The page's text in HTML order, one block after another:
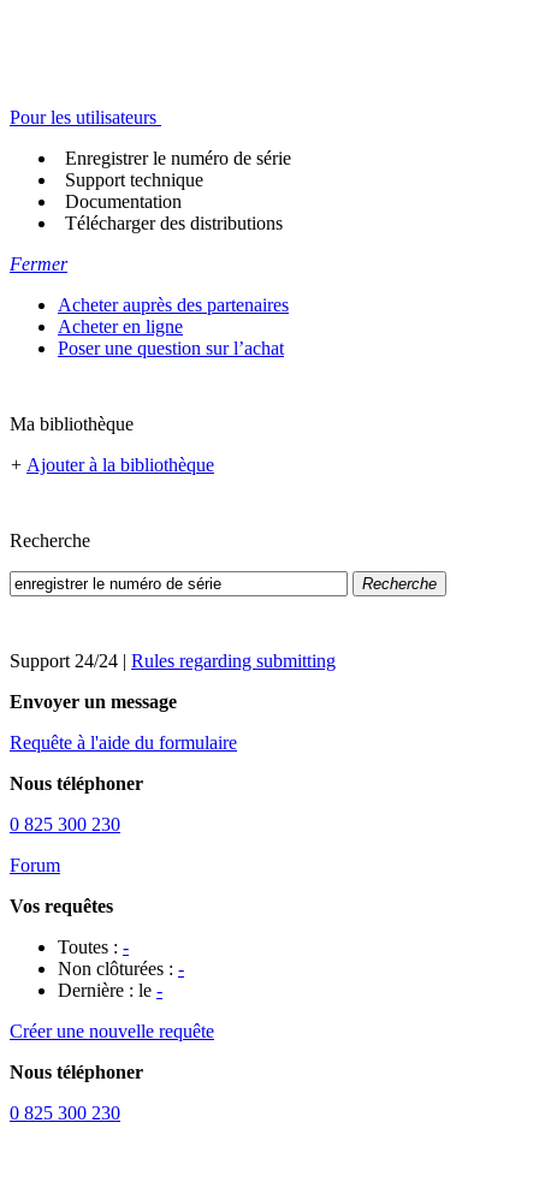
Pour les utilisateurs
Enregistrer le numéro de série
Support technique
Documentation
Télécharger des distributions
Fermer
Acheter auprès des partenaires
Acheter en ligne
Poser une question sur l’achat
Ma bibliothèque
+ Ajouter à la bibliothèque
Recherche
Recherche
Support 24/24 | Rules regarding submitting
Envoyer un message
Requête à l'aide du formulaire
Nous téléphoner
0 825 300 230
Forum
Vos requêtes
Toutes : -
Non clôturées : -
Dernière : le -
Créer une nouvelle requête
Nous téléphoner
0 825 300 230